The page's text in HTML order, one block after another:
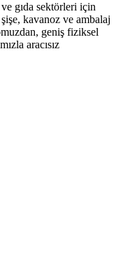
gıda sektörleri için
kavanoz ve ambalaj
geniş fiziksel
aracısız